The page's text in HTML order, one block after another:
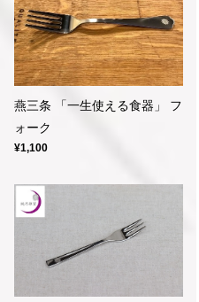
燕三条 「一生使える食器」 フ
ォーク
¥1,100